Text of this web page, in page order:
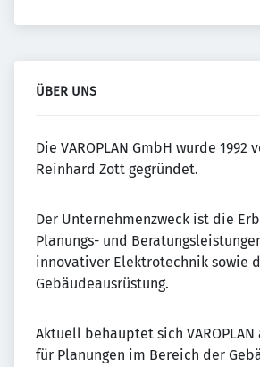
ÜBER UNS
Die VAROPLAN GmbH wurde 1992
Reinhard Zott gegründet.
Der Unternehmenzweck ist die
Planungs- und
innovativer Elektrotechnik sowie
Gebäudeausrüstung.
Aktuell behauptet sich
für Planungen im Bereich der